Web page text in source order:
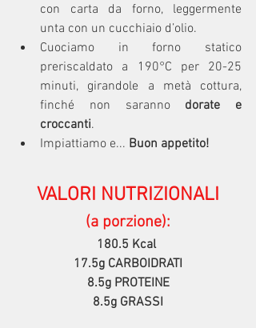
con carta da forno, leggermente
unta con un cucchiaio d’olio.
Cuociamo in forno statico
preriscaldato a 190°C per 20-25
minuti, girandole a metà cottura,
finché non saranno dorate e
croccanti.
Impiattiamo e... Buon appetito!
VALORI NUTRIZIONALI
(a porzione):
180.5 Kcal
17.5g CARBOIDRATI
8.5g PROTEINE
8.5g GRASSI